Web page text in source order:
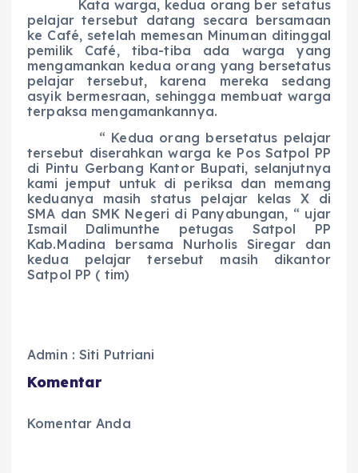
Kata warga, kedua orang ber setatus
pelajar tersebut datang secara bersamaan
ke Café, setelah memesan Minuman ditinggal
pemilik Café, tiba-tiba ada warga yang
mengamankan kedua orang yang bersetatus
pelajar tersebut, karena mereka sedang
asyik bermesraan, sehingga membuat warga
terpaksa mengamankannya.
“ Kedua orang bersetatus pelajar
tersebut diserahkan warga ke Pos Satpol PP
di Pintu Gerbang Kantor Bupati, selanjutnya
kami jemput untuk di periksa dan memang
keduanya masih status pelajar kelas X di
SMA dan SMK Negeri di Panyabungan, “ ujar
Ismail Dalimunthe petugas Satpol PP
Kab.Madina bersama Nurholis Siregar dan
kedua pelajar tersebut masih dikantor
Satpol PP ( tim)
Admin : Siti Putriani
Komentar
Komentar Anda